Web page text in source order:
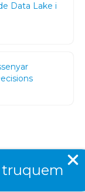
Data Lake i
Següent
truquem